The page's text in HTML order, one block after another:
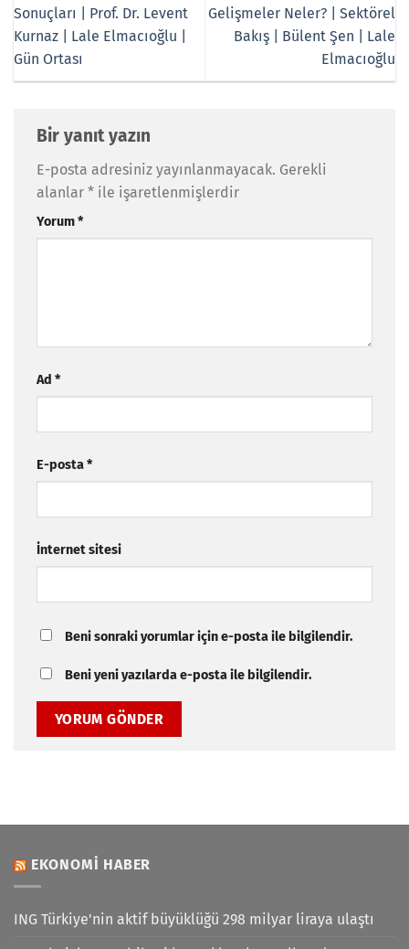
Sonuçları | Prof. Dr. Levent
Kurnaz | Lale Elmacıoğlu |
Gün Ortası
Gelişmeler Neler? | Sektörel
Bakış | Bülent Şen | Lale
Elmacıoğlu
Bir yanıt yazın
E-posta adresiniz yayınlanmayacak. Gerekli
alanlar * ile işaretlenmişlerdir
Yorum*
Ad *
E-posta*
İnternet sitesi
Beni sonraki yorumlar için e-posta ile bilgilendir.
Beni yeni yazılarda e-posta ile bilgilendir.
EKONOMI HABER
ING Türkiye'nin aktif büyüklüğü 298 milyar liraya ulaştı